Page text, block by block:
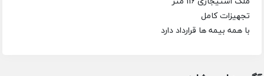
تجهیزات کامل
با همه بیمه ها قرارداد دارد